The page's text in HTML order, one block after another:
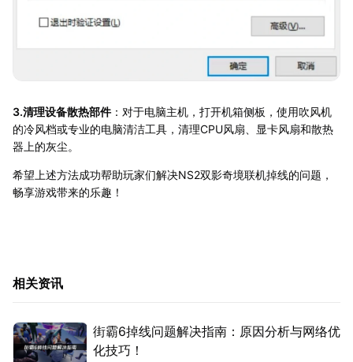
3.清理设备散热部件：对于电脑主机，打开机箱侧板，使用吹风机
的冷风档或专业的电脑清洁工具，清理CPU风扇、显卡风扇和散热
器上的灰尘。
希望上述方法成功帮助玩家们解决NS2双影奇境联机掉线的问题，
畅享游戏带来的乐趣！
相关资讯
街霸6掉线问题解决指南：原因分析与网络优
化技巧！